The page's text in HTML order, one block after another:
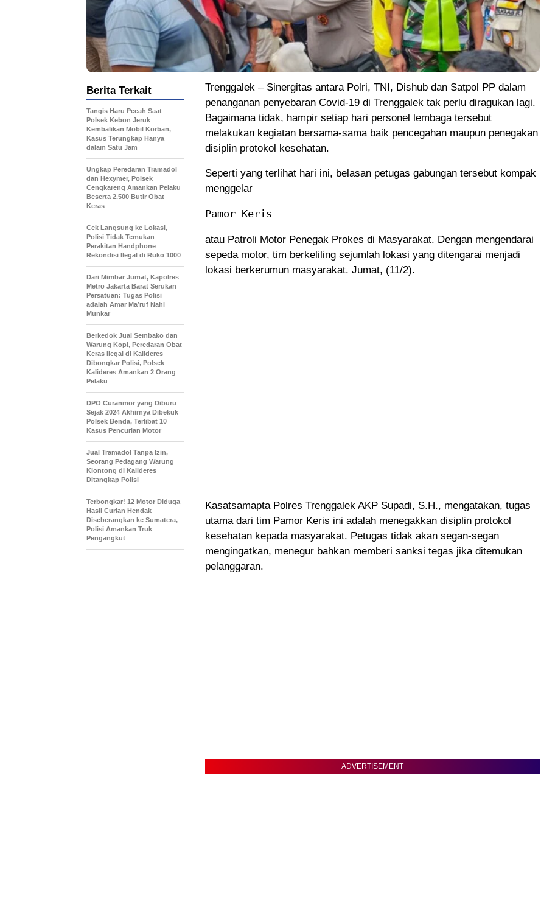
Trenggalek – Sinergitas antara Polri, TNI, Dishub dan Satpol PP dalam
penanganan penyebaran Covid-19 di Trenggalek tak perlu diragukan lagi.
Bagaimana tidak, hampir setiap hari personel lembaga tersebut
melakukan kegiatan bersama-sama baik pencegahan maupun penegakan
disiplin protokol kesehatan.
Seperti yang terlihat hari ini, belasan petugas gabungan tersebut kompak
menggelar
Pamor Keris
atau Patroli Motor Penegak Prokes di Masyarakat. Dengan mengendarai
sepeda motor, tim berkeliling sejumlah lokasi yang ditengarai menjadi
lokasi berkerumun masyarakat. Jumat, (11/2).
Kasatsamapta Polres Trenggalek AKP Supadi, S.H., mengatakan, tugas
utama dari tim Pamor Keris ini adalah menegakkan disiplin protokol
kesehatan kepada masyarakat. Petugas tidak akan segan-segan
mengingatkan, menegur bahkan memberi sanksi tegas jika ditemukan
pelanggaran.
ADVERTISEMENT
Berita Terkait
Tangis Haru Pecah Saat
Polsek Kebon Jeruk
Kembalikan Mobil Korban,
Kasus Terungkap Hanya
dalam Satu Jam
Ungkap Peredaran Tramadol
dan Hexymer, Polsek
Cengkareng Amankan Pelaku
Beserta 2.500 Butir Obat
Keras
Cek Langsung ke Lokasi,
Polisi Tidak Temukan
Perakitan Handphone
Rekondisi Ilegal di Ruko 1000
Dari Mimbar Jumat, Kapolres
Metro Jakarta Barat Serukan
Persatuan: Tugas Polisi
adalah Amar Ma’ruf Nahi
Munkar
Berkedok Jual Sembako dan
Warung Kopi, Peredaran Obat
Keras Ilegal di Kalideres
Dibongkar Polisi, Polsek
Kalideres Amankan 2 Orang
Pelaku
DPO Curanmor yang Diburu
Sejak 2024 Akhirnya Dibekuk
Polsek Benda, Terlibat 10
Kasus Pencurian Motor
Jual Tramadol Tanpa Izin,
Seorang Pedagang Warung
Klontong di Kalideres
Ditangkap Polisi
Terbongkar! 12 Motor Diduga
Hasil Curian Hendak
Diseberangkan ke Sumatera,
Polisi Amankan Truk
Pengangkut